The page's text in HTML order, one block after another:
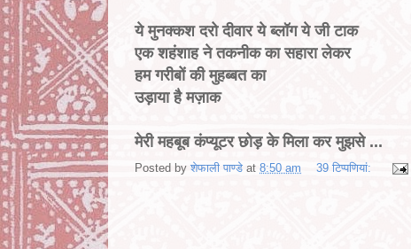
ये मुनक्कश दरो दीवार ये ब्लॉग ये जी टाक
एक शहंशाह ने तकनीक का सहारा लेकर
हम गरीबों की मुहब्बत का
उड़ाया है मज़ाक
मेरी महबूब कंप्यूटर छोड़ के मिला कर मुझसे ...
Posted by शेफाली पाण्डे at 8:50 am 39 टिप्‍पणियां: